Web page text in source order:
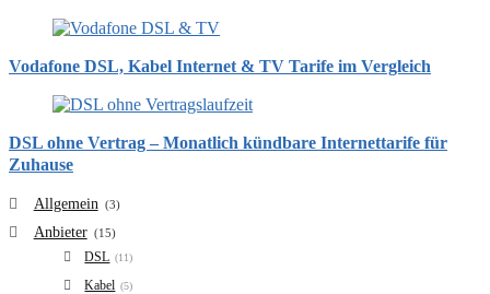
Vodafone DSL, Kabel Internet & TV Tarife im Vergleich
DSL ohne Vertrag – Monatlich kündbare Internettarife für
Zuhause
Allgemein (3)
Anbieter (15)
DSL (11)
Kabel (5)